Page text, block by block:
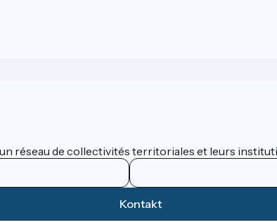
réseau de collectivités territoriales et leurs
Kontakt